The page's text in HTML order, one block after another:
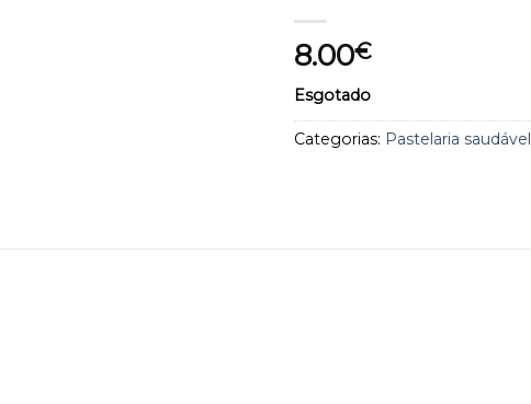
8.00€
Esgotado
Categorias: Pastelaria saudável